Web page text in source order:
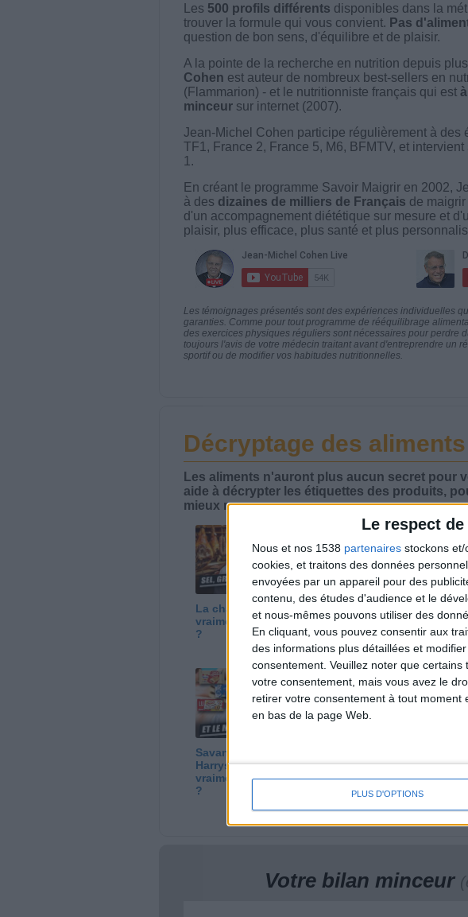
Le respect
Nous et nos 1538 partenaires stockons
cookies, et traitons des données
envoyées par un appareil pour des
contenu, des études d'audience et le
et nous-mêmes pouvons utiliser des
En cliquant, vous pouvez consentir aux
des informations plus détaillées et
consentement. Veuillez noter que
votre consentement, mais vous avez le
retirer votre consentement à tout
en bas de la page Web.
PLUS D'OPTIONS
Les 500 profils différents disponibles dans la
trouver la formule qui vous convient. Pas
question de bon sens, d'équilibre et de plaisir.
A la pointe de la recherche en nutrition depuis
Cohen est auteur de nombreux best-sellers en
(Flammarion) - et le nutritionniste français qui est
minceursur internet (2007).
Jean-Michel Cohen participe régulièrement à des
TF1, France 2, France 5, M6, BFMTV, et
1.
En créant le programme Savoir Maigrir en 2002,
à des dizaines de milliers de Français de
d'un accompagnement diététique sur mesure et
plaisir, plus efficace, plus santé et plus
Les témoignages présentés sont des expériences individuelles
garanties. Comme pour tout programme de rééquilibrage
des exercices physiques réguliers sont nécessaires pour perdre
toujours l'avis de votre médecin traitant avant d'entreprendre un
sportif ou de modifier vos habitudes nutritionnelles.
Décryptage des aliments
Les aliments n'auront plus aucun secret pour
aide à décrypter les étiquettes des produits,
mieux manger.
La charcuterie, est-ce
vraiment raisonnable
?
Magnum, cornet,
sorbet ? Quelle glace
choisir ?
Savane, LU, Pepito,
Harrys... Que valent
vraiment ces gâteaux
?
diététiques : c'est
n'importe quoi !
Votre bilan minceur